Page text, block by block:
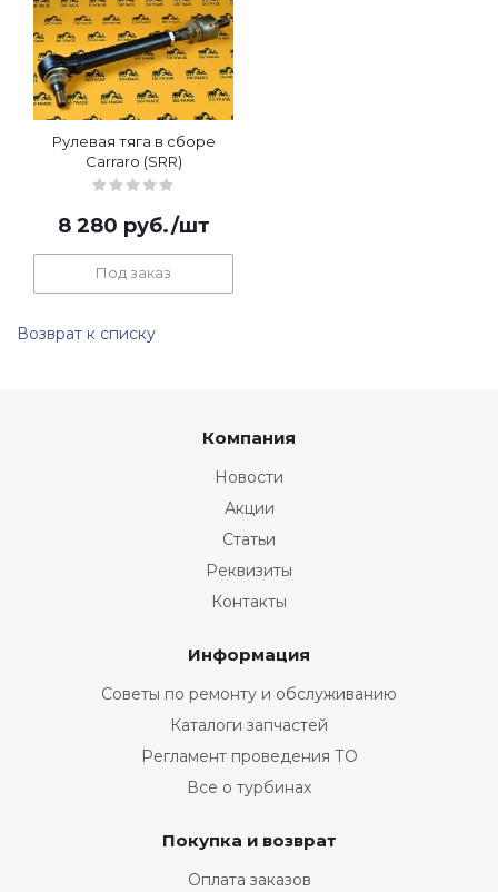
Рулевая тяга в сборе
Carraro (SRR)
8 280 руб./шт
Под заказ
Возврат к списку
Компания
Новости
Акции
Статьи
Реквизиты
Контакты
Информация
Советы по ремонту и обслуживанию
Каталоги запчастей
Регламент проведения ТО
Все о турбинах
Покупка и возврат
Оплата заказов